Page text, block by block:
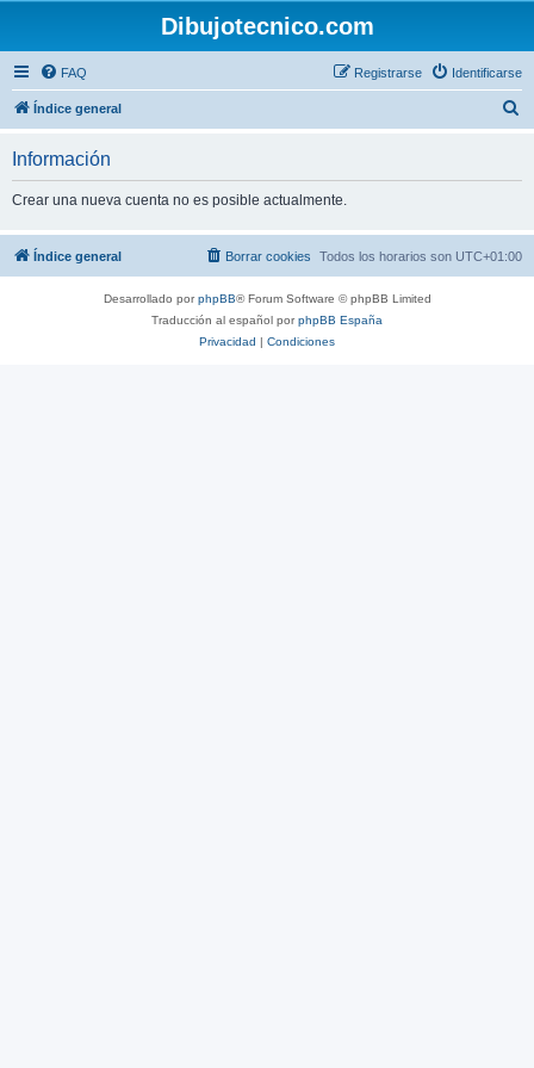
Dibujotecnico.com
FAQ Identificarse
Registrarse
Índice general
r
Información
Crear una nueva cuenta no es posible actualmente.
Índice general Todos los horarios son UTC+01:00
Borrar cookies
Desarrollado porphpBB® Forum Software © phpBB Limited
Traducción al español porphpBB España
Privacidad | Condiciones